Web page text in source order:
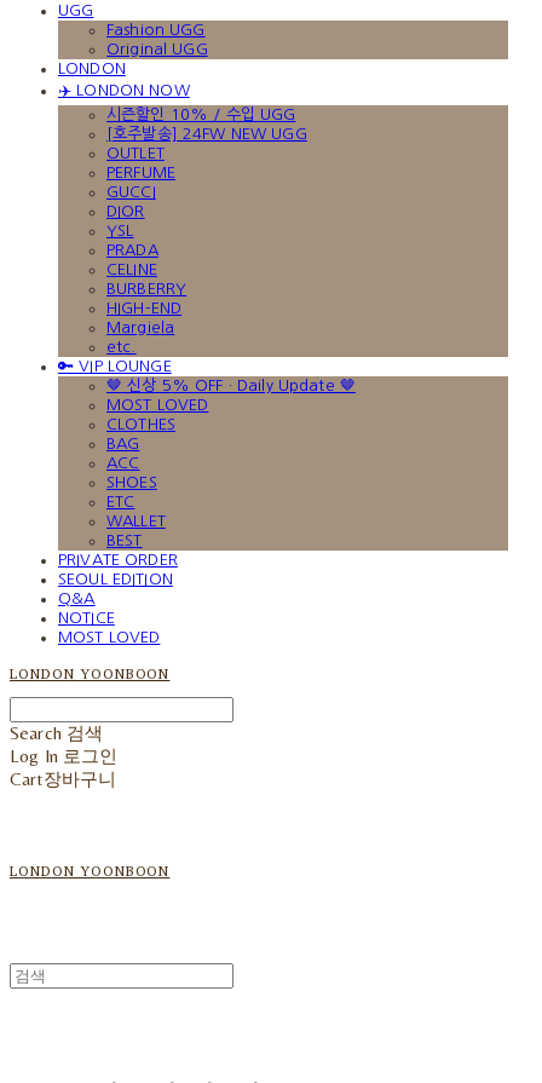
UGG
Fashion UGG
Original UGG
LONDON
✈️ LONDON NOW
시즌할인 10% / 수입 UGG
[호주발송] 24FW NEW UGG
OUTLET
PERFUME
GUCCI
DIOR
YSL
PRADA
CELINE
BURBERRY
HIGH-END
Margiela
etc.
🔑 VIP LOUNGE
🤎 신상 5% OFF · Daily Update 🤎
MOST LOVED
CLOTHES
BAG
ACC
SHOES
ETC
WALLET
BEST
PRIVATE ORDER
SEOUL EDITION
Q&A
NOTICE
MOST LOVED
LONDON YOONBOON
Search 검색
Log In 로그인
Cart장바구니
LONDON YOONBOON